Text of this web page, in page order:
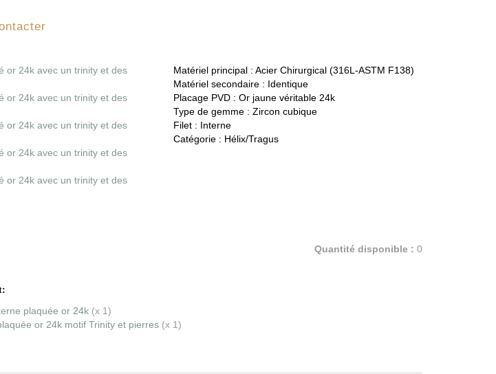
or 24k avec un trinity et des
or 24k avec un trinity et des
or 24k avec un trinity et des
or 24k avec un trinity et des
or 24k avec un trinity et des
Matériel principal : Acier Chirurgical (316L-ASTM F138)
Matériel secondaire : Identique
Placage PVD : Or jaune véritable 24k
Type de gemme : Zircon cubique
Filet : Interne
Catégorie : Hélix/Tragus
Quantité disponible : 0
plaquée or 24k (x 1)
or 24k motif Trinity et pierres (x 1)